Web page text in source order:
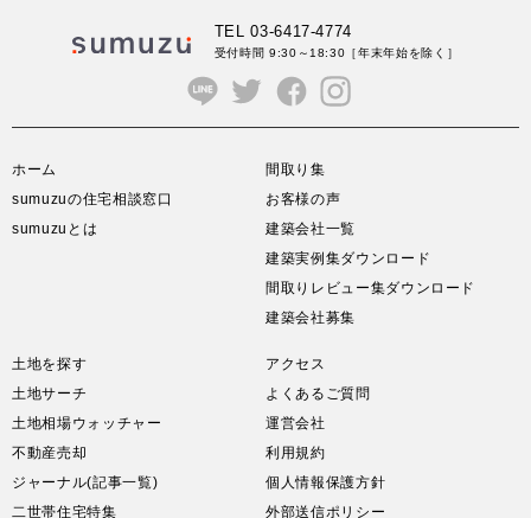
TEL 03-6417-4774
受付時間 9:30～18:30 ［年末年始を除く］
ホーム
sumuzuの住宅相談窓口
sumuzuとは
間取り集
お客様の声
建築会社一覧
建築実例集ダウンロード
間取りレビュー集ダウンロード
建築会社募集
土地を探す
土地サーチ
土地相場ウォッチャー
不動産売却
ジャーナル(記事一覧)
二世帯住宅特集
アクセス
よくあるご質問
運営会社
利用規約
個人情報保護方針
外部送信ポリシー